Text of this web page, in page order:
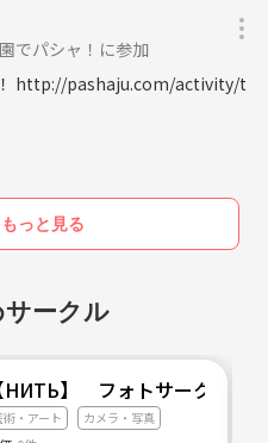
でパシャ！に参加
http://pashaju.com/activity/t
っと見る
ークル
НИТЬ】 フォトサークル
術・アート カメラ・写真